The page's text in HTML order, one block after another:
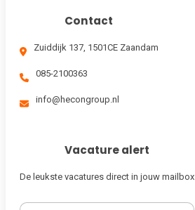
Contact
Zuiddijk 137, 1501CE Zaandam
085-2100363
info@hecongroup.nl
Vacature alert
De leukste vacatures direct in jouw mailbox